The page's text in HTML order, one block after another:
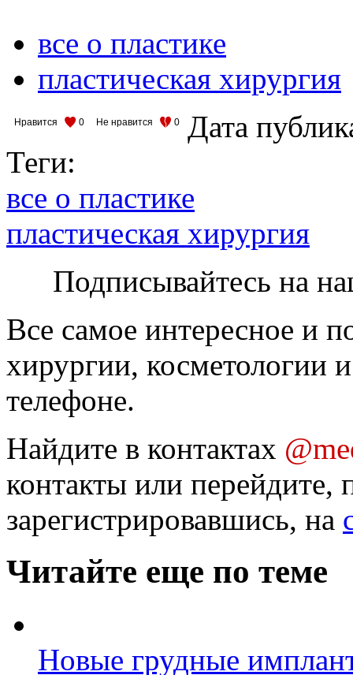
все о пластике
пластическая хирургия
Нравится 0 Не нравится 0
Дата
Теги:
все о пластике
пластическая хирургия
Подписывайтесь на
Все самое интересное и
хирургии, косметологии
телефоне.
Найдите в контактах
контакты или перейдите,
зарегистрировавшись, на
Читайте еще по теме
Новые грудные